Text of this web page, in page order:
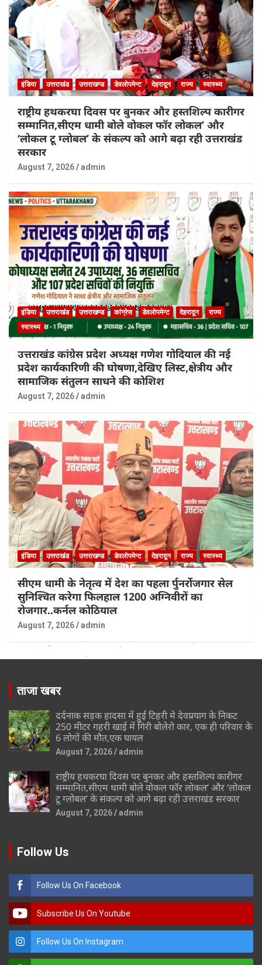
इंडिया उत्तराखंड उत्तराखण्ड डेवलोपमेन्ट देहरादून राज्य स्वास्थ्य
राष्ट्रीय हथकरघा दिवस पर बुनकर और हस्तशिल्प कारीगर
सम्मानित,सीएम धामी बोले वोकल फॉर लोकल’ और
‘लोकल टू ग्लोबल’ के संकल्प को आगे बढ़ा रही उत्तराखंड
सरकार
August 7, 2026 admin
इंडिया उत्तराखंड उत्तराखण्ड कांग्रेस डेवलोपमेन्ट देहरादून
राज्य
स्वास्थ्य
उत्तराखंड कांग्रेस प्रदेश अध्यक्ष गणेश गोदियाल की नई
प्रदेश कार्यकारिणी की घोषणा,देखिए लिस्ट,क्षेत्रीय और
सामाजिक संतुलन साधने की कोशिश
August 7, 2026 admin
इंडिया उत्तराखंड उत्तराखण्ड डेवलोपमेन्ट देहरादून राज्य स्वास्थ्य
सीएम धामी के नेतृत्व में देश का पहला र्पुनर्रोजगार सेल
सुनिश्चित करेगा फिलहाल 1200 अग्निवीरों का
रोजगार..कर्नल कोठियाल
August 7, 2026 admin
ताजा खबर
दर्दनाक सड़क हादसा में हुई टिहरी मे देवप्रयाग के निकट
250 मीटर गहरी खाई में गिरी बोलेरो कार, एक ही परिवार के
6 लोगों की मौत,एक घायल
August 7, 2026 admin
राष्ट्रीय हथकरघा दिवस पर बुनकर और हस्तशिल्प कारीगर
सम्मानित,सीएम धामी बोले वोकल फॉर लोकल’ और ‘लोकल
टू ग्लोबल’ के संकल्प को आगे बढ़ा रही उत्तराखंड सरकार
August 7, 2026 admin
Follow Us
Follow Us On Facebook
Subscribe Us On Youtube
Follow Us On Instagram